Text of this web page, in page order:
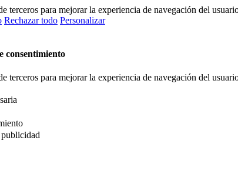
terceros para mejorar la experiencia de navegación del
Rechazar todo Personalizar
consentimiento
terceros para mejorar la experiencia de navegación del